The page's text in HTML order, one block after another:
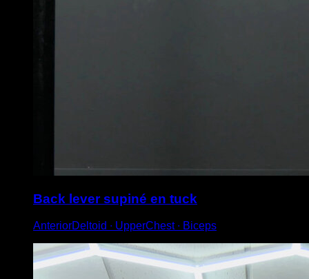
Back lever supiné en tuck
AnteriorDeltoid ∙ UpperChest ∙ Biceps